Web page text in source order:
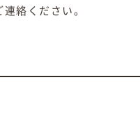
絡ください。